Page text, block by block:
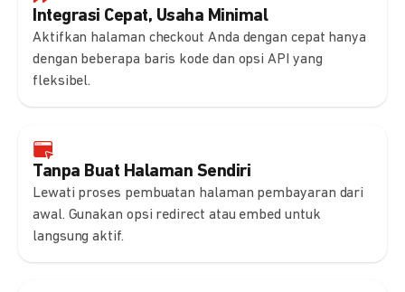
Integrasi Cepat, Usaha Minimal
Aktifkan halaman checkout Anda dengan cepat hanya
dengan beberapa baris kode dan opsi API yang
fleksibel.
Tanpa Buat Halaman Sendiri
Lewati proses pembuatan halaman pembayaran dari
awal. Gunakan opsi redirect atau embed untuk
langsung aktif.